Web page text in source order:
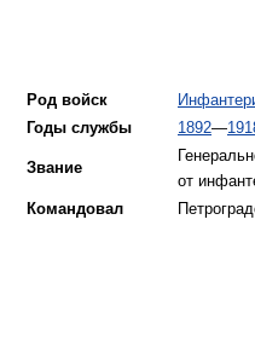
Род войск
Годы службы
1892—
Звание
от
Командовал